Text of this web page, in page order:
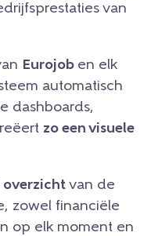
van
Eurojob en elk
automatisch
dashboards,
zo een visuele
overzicht van de
zowel financiële
op elk moment en